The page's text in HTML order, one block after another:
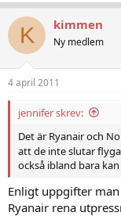
K kimmen
Ny medlem
4 april 2011
jennifer skrev:
Det är Ryanair och
att de inte slutar
också ibland bara
Enligt uppgifter
Ryanair rena